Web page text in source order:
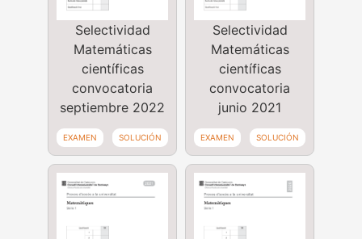
Selectividad
Matemáticas
científicas
convocatoria
septiembre 2022
EXAMEN SOLUCIÓN
Selectividad
Matemáticas
científicas
convocatoria
junio 2021
EXAMEN SOLUCIÓN